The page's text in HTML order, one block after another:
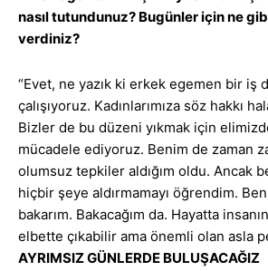
nasıl tutundunuz? Bugünler için ne
verdiniz?
“Evet, ne yazık ki erkek egemen bir iş
çalışıyoruz. Kadınlarımıza söz hakkı
Bizler de bu düzeni yıkmak için
mücadele ediyoruz. Benim de zaman
olumsuz tepkiler aldığım oldu. Ancak
hiçbir şeye aldırmamayı öğrendim.
bakarım. Bakacağım da. Hayatta
elbette çıkabilir ama önemli olan asla
AYRIMSIZ GÜNLERDE BULUŞACAĞIZ